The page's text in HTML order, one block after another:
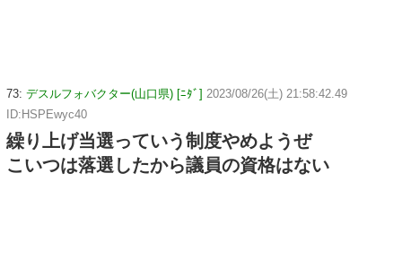
73: デスルフォバクター(山口県) [ﾆﾀﾞ] 2023/08/26(土) 21:58:42.49
ID:HSPEwyc40
繰り上げ当選っていう制度やめようぜ
こいつは落選したから議員の資格はない